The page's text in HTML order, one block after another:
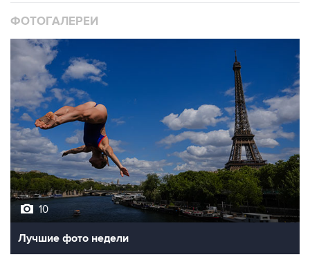
ФОТОГАЛЕРЕИ
10
Лучшие фото недели